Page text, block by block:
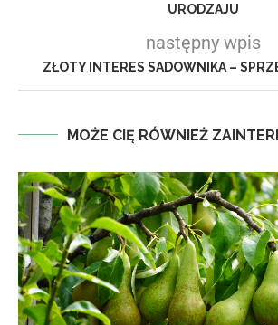
URODZAJU
następny wpis
ZŁOTY INTERES SADOWNIKA –
MOŻE CIĘ RÓWNIEŻ